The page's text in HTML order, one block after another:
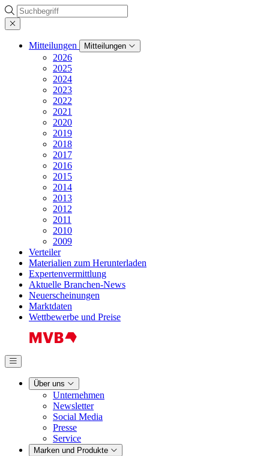
Suche
Mitteilungen Mitteilungen
2026
2025
2024
2023
2022
2021
2020
2019
2018
2017
2016
2015
2014
2013
2012
2011
2010
2009
Verteiler
Materialien zum Herunterladen
Expertenvermittlung
Aktuelle Branchen-News
Neuerscheinungen
Marktdaten
Wettbewerbe und Preise
Über uns
Unternehmen
Newsletter
Social Media
Presse
Service
Marken und Produkte